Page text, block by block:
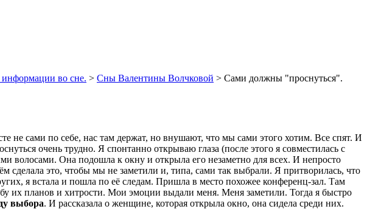
во сне. > Сны Валентины Волчковой > Сами должны "проснуться".
сами по себе, нас там держат, но внушают, что мы сами этого хотим. Все спят. И
очень трудно. Я спонтанно открываю глаза (после этого я совместилась с
волосами. Она подошла к окну и открыла его незаметно для всех. И непросто
сделала это, чтобы мы не заметили и, типа, сами так выбрали. Я притворилась, что
я встала и пошла по её следам. Пришла в место похожее конференц-зал. Там
их планов и хитрости. Мои эмоции выдали меня. Меня заметили. Тогда я быстро
выбора. И рассказала о женщине, которая открыла окно, она сидела среди них.